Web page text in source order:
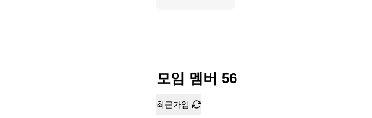
모임 멤버 56
최근가입